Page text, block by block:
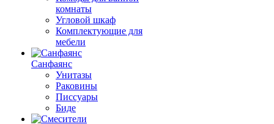
комнаты
Угловой шкаф
Комплектующие для
мебели
Санфаянс
Унитазы
Раковины
Писсуары
Биде